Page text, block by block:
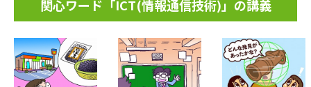
関心ワード「ICT(情報通信技術)」の講義